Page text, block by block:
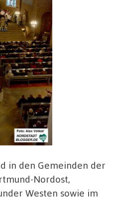
in den Gemeinden der
Nordost,
Westen sowie im